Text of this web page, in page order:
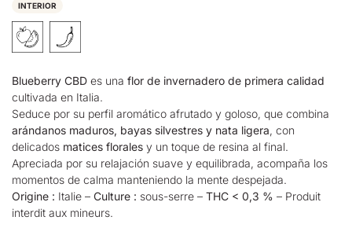
INTERIOR
Blueberry CBD es una flor de invernadero de primera calidad
cultivada en Italia.
Seduce por su perfil aromático afrutado y goloso, que combina
arándanos maduros, bayas silvestres y nata ligera, con
delicados matices florales y un toque de resina al final.
Apreciada por su relajación suave y equilibrada, acompaña los
momentos de calma manteniendo la mente despejada.
Origine : Italie – Culture : sous-serre – THC < 0,3 % – Produit
interdit aux mineurs.